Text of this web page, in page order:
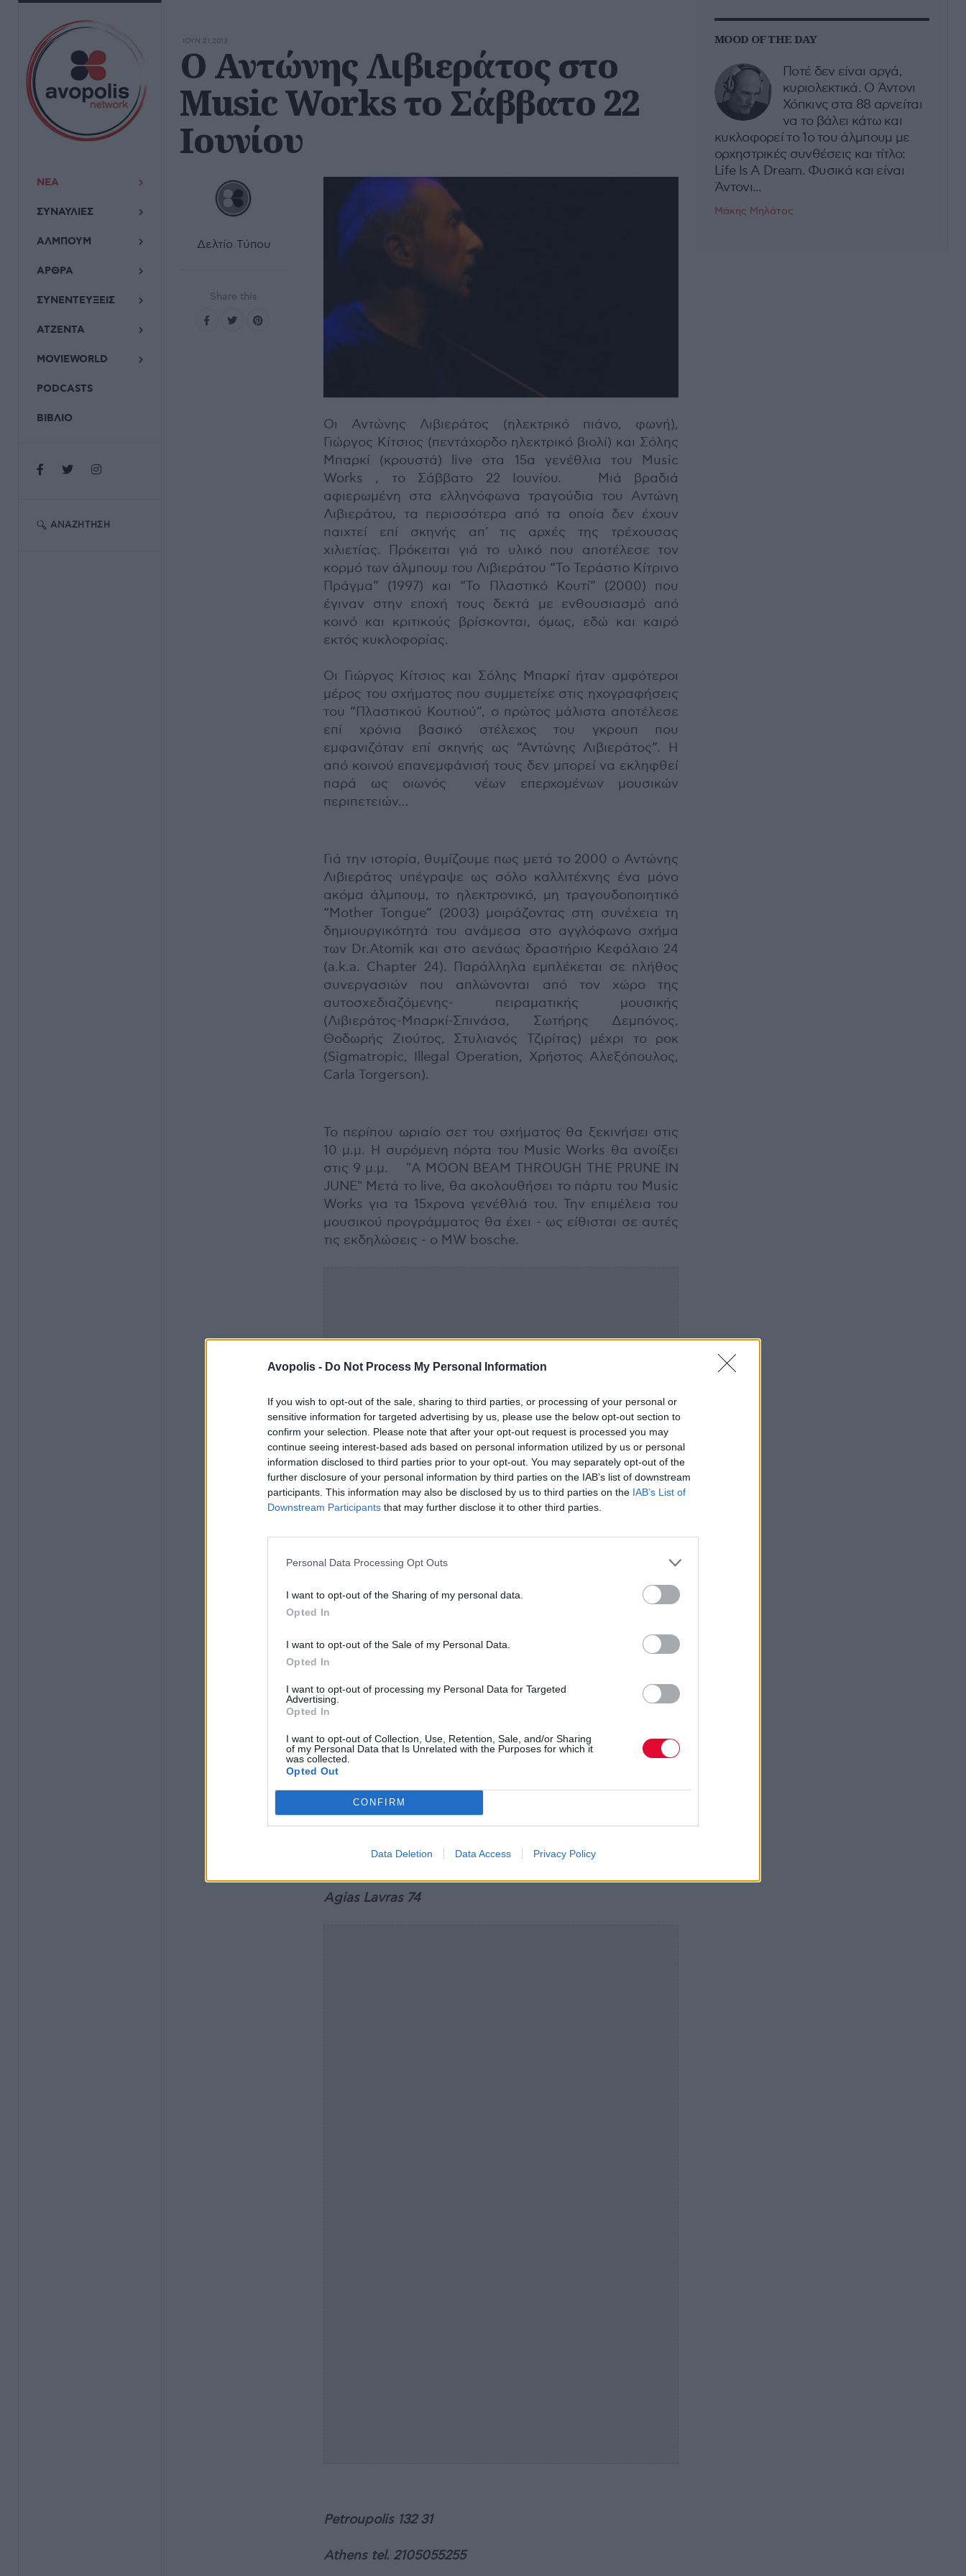
Avopolis - Do Not Process My Personal Information
If you wish to opt-out of the sale, sharing to third parties, or processing of your personal or
sensitive information for targeted advertising by us, please use the below opt-out section to
confirm your selection. Please note that after your opt-out request is processed you may
continue seeing interest-based ads based on personal information utilized by us or personal
information disclosed to third parties prior to your opt-out. You may separately opt-out of the
further disclosure of your personal information by third parties on the IAB’s list of downstream
participants. This information may also be disclosed by us to third parties on the IAB’s List of
Downstream Participants that may further disclose it to other third parties.
Personal Data Processing Opt Outs
I want to opt-out of the Sharing of my personal data.
Opted In
I want to opt-out of the Sale of my Personal Data.
Opted In
I want to opt-out of processing my Personal Data for Targeted
Advertising.
Opted In
I want to opt-out of Collection, Use, Retention, Sale, and/or Sharing
of my Personal Data that Is Unrelated with the Purposes for which it
was collected.
Opted Out
CONFIRM
Data Deletion Data Access Privacy Policy
ΝΕΑ
ΣΥΝΑΥΛΙΕΣ
ΑΛΜΠΟΥΜ
ΑΡΘΡΑ
ΣΥΝΕΝΤΕΥΞΕΙΣ
ΑΤΖΕΝΤΑ
MOVIEWORLD
PODCASTS
ΒΙΒΛΙΟ
ΑΝΑΖΉΤΗΣΗ
ΙΟΥΝ 21,2013
Ο Αντώνης Λιβιεράτος στο
Music Works το Σάββατο 22
Ιουνίου
Δελτίο Τύπου
Share this
Οι Αντώνης Λιβιεράτος (ηλεκτρικό πιάνο, φωνή),
Γιώργος Κίτσιος (πεντάχορδο ηλεκτρικό βιολί) και Σόλης
Μπαρκί (κρουστά) live στα 15α γενέθλια του Μusic
Works , το Σάββατο 22 Ιουνίου. Μιά βραδιά
αφιερωμένη στα ελληνόφωνα τραγούδια του Αντώνη
Λιβιεράτου, τα περισσότερα από τα οποία δεν έχουν
παιχτεί επί σκηνής απ' τις αρχές της τρέχουσας
χιλιετίας. Πρόκειται γιά το υλικό που αποτέλεσε τον
κορμό των άλμπουμ του Λιβιεράτου “Το Τεράστιο Κίτρινο
Πράγμα” (1997) και “Το Πλαστικό Κουτί” (2000) που
έγιναν στην εποχή τους δεκτά με ενθουσιασμό από
κοινό και κριτικούς βρίσκονται, όμως, εδώ και καιρό
εκτός κυκλοφορίας.
Οι Γιώργος Κίτσιος και Σόλης Μπαρκί ήταν αμφότεροι
μέρος του σχήματος που συμμετείχε στις ηχογραφήσεις
του “Πλαστικού Κουτιού”, ο πρώτος μάλιστα αποτέλεσε
επί χρόνια βασικό στέλεχος του γκρουπ που
εμφανιζόταν επί σκηνής ως “Αντώνης Λιβιεράτος”. Η
από κοινού επανεμφάνισή τους δεν μπορεί να εκληφθεί
παρά ως οιωνός νέων επερχομένων μουσικών
περιπετειών...
Γιά την ιστορία, θυμίζουμε πως μετά το 2000 ο Αντώνης
Λιβιεράτος υπέγραψε ως σόλο καλλιτέχνης ένα μόνο
ακόμα άλμπουμ, το ηλεκτρονικό, μη τραγουδοποιητικό
“Mother Tongue” (2003) μοιράζοντας στη συνέχεια τη
δημιουργικότητά του ανάμεσα στο αγγλόφωνο σχήμα
των Dr.Atomik και στο αενάως δραστήριο Κεφάλαιο 24
(a.k.a. Chapter 24). Παράλληλα εμπλέκεται σε πλήθος
συνεργασιών που απλώνονται από τον χώρο της
αυτοσχεδιαζόμενης- πειραματικής μουσικής
(Λιβιεράτος-Μπαρκί-Σπινάσα, Σωτήρης Δεμπόνος,
Θοδωρής Ζιούτος, Στυλιανός Τζιρίτας) μέχρι το ροκ
(Sigmatropic, Illegal Operation, Χρήστος Αλεξόπουλος,
Carla Torgerson).
Το περίπου ωριαίο σετ του σχήματος θα ξεκινήσει στις
10 μ.μ. Η συρόμενη πόρτα του Music Works θα ανοίξει
στις 9 μ.μ. "A MOON BEAM THROUGH THE PRUNE IN
JUNE" Μετά το live, θα ακολουθήσει το πάρτυ του Music
Works για τα 15χρονα γενέθλιά του. Την επιμέλεια του
μουσικού προγράμματος θα έχει - ως είθισται σε αυτές
τις εκδηλώσεις - ο MW bosche.
Music Works
Agias Lavras 74
Petroupolis 132 31
Athens tel. 2105055255
MOOD OF THE DAY
Ποτέ δεν είναι αργά,
κυριολεκτικά. Ο Άντονι
Χόπκινς στα 88 αρνείται
να το βάλει κάτω και
κυκλοφορεί το 1ο του άλμπουμ με
ορχηστρικές συνθέσεις και τίτλο:
Life Is A Dream. Φυσικά και είναι
Άντονι...
Μάκης Μηλάτος